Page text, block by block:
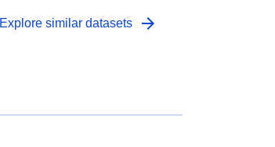
Explore similar datasets arrow_forward